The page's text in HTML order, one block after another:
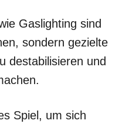
Gaslighting sind
sondern gezielte
destabilisieren und
Spiel, um sich